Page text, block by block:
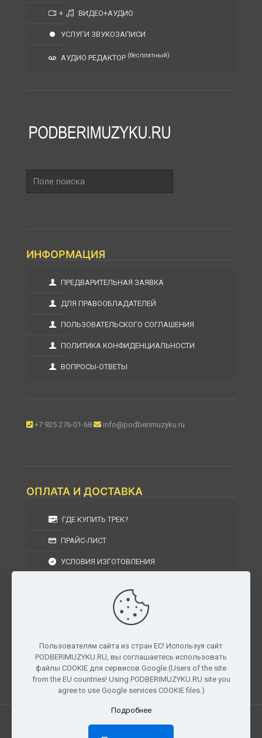
+ ВИДЕО+АУДИО
УСЛУГИ ЗВУКОЗАПИСИ
АУДИО РЕДАКТОР (бесплатный)
поиска
ИНФОРМАЦИЯ
ПРЕДВАРИТЕЛЬНАЯ ЗАЯВКА
ДЛЯ ПРАВООБЛАДАТЕЛЕЙ
ПОЛЬЗОВАТЕЛЬСКОГО СОГЛАШЕНИЯ
ПОЛИТИКА КОНФИДЕНЦИАЛЬНОСТИ
ВОПРОСЫ-ОТВЕТЫ
+7 925 276-01-68 info@podberimuzyku.ru
ОПЛАТА И ДОСТАВКА
ГДЕ КУПИТЬ ТРЕК?
ПРАЙС-ЛИСТ
УСЛОВИЯ ИЗГОТОВЛЕНИЯ
УСЛОВИЯ ВОЗВРАТА
г. Москва, Московская область, Центральный
федеральный округ, РФ, Россия
Все права защищены. © 2026 PODBERIMUZYKU.RU
Пользователям сайта из стран ЕС! Используя сайт
PODBERIMUZYKU.RU, вы соглашаетесь использовать
файлы COOKIE для сервисов Google.(Users of the site
from the EU countries! Using PODBERIMUZYKU.RU site you
agree to use Google services COOKIE files.)
Подробнее